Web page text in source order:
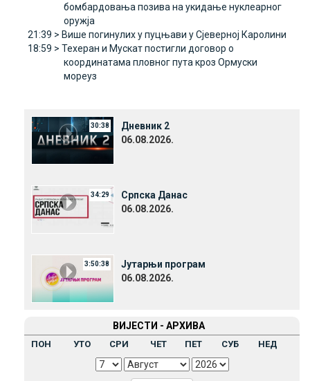
бомбардовања позива на укидање нуклеарног
оружја
21:39 > Више погинулих у пуцњави у Сјеверној Каролини
18:59 > Техеран и Мускат постигли договор о
координатама пловног пута кроз Ормуски
мореуз
30:38
Дневник 2
06.08.2026.
34:29
Српска Данас
06.08.2026.
3:50:38
Јутарњи програм
06.08.2026.
ВИЈЕСТИ - АРХИВА
ПОН УТО СРИ ЧЕТ ПЕТ СУБ НЕД